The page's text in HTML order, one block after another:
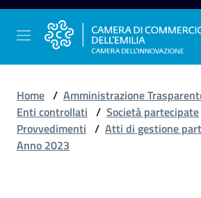
Vai al contenuto
Vai alla navigazione
Vai al footer
La
Home / Amministrazione
Enti controllati / Società partecipate
Provvedimenti / Atti di gestione
Anno 2023